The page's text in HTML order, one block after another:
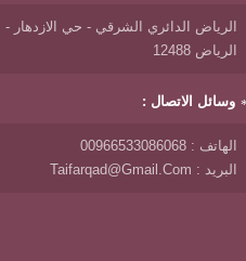
الرياض الدائري الشرقي - حي الازدهار -
الرياض 12488
وسائل الاتصال :
الهاتف : 00966533086068
البريد : Taifarqad@gmail.com